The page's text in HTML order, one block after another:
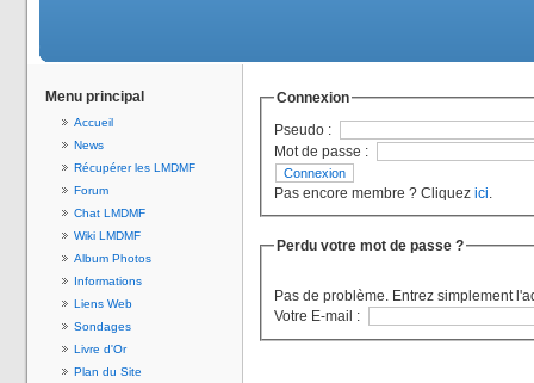
Menu principal
Accueil
News
Récupérer les LMDMF
Forum
Chat LMDMF
Wiki LMDMF
Album Photos
Informations
Liens Web
Sondages
Livre d'Or
Plan du Site
Connexion
Pseudo :
Mot de passe :
Pas encore membre ? Cliquez ici.
Perdu votre mot de passe ?
Pas de problème. Entrez simplement
Votre E-mail :